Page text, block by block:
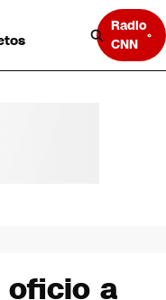
Radio
CNN
oficio a